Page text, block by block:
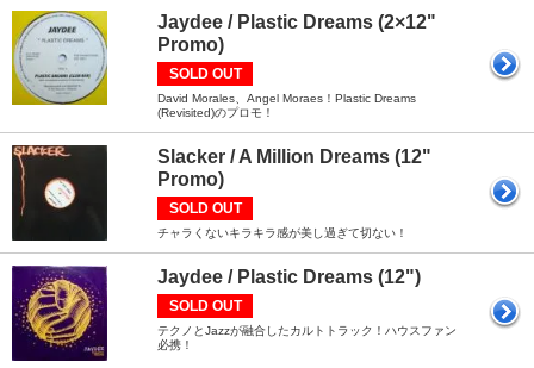
Jaydee / Plastic Dreams (2×12"
Promo)
SOLD OUT
David Morales、Angel Moraes！Plastic Dreams
(Revisited)のプロモ！
Slacker / A Million Dreams (12"
Promo)
SOLD OUT
チャラくないキラキラ感が美し過ぎて切ない！
Jaydee / Plastic Dreams (12")
SOLD OUT
テクノとJazzが融合したカルトトラック！ハウスファン
必携！